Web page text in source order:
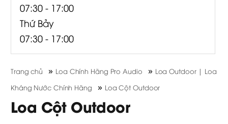
07:30 - 17:00
Thứ Bảy
07:30 - 17:00
Trang chủ » Loa Chính Hãng Pro Audio » Loa Outdoor | Loa
Kháng Nước Chính Hãng
» Loa Cột Outdoor
Loa Cột Outdoor